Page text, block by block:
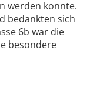
werden konnte.
bedankten sich
6b war die
besondere